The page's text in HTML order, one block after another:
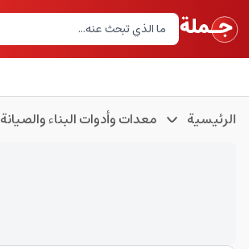
الرئيسية معدات وأدوات البناء والصيانة